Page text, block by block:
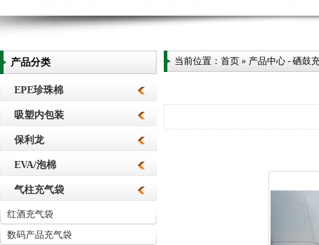
产品分类
EPE珍珠棉
吸塑内包装
保利龙
EVA/泡棉
气柱充气袋
红酒充气袋
数码产品充气袋
当前位置： 首页 » 产品中心 - 硒鼓